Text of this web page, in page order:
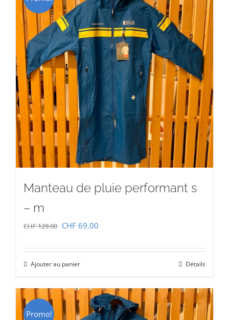
Manteau de pluie performant s
– m
CHF129.00 Le
était :
CHF 129.00.
CHF 69.00
CHF 69.00.
Ajouter au panier Détails
Promo!